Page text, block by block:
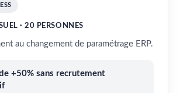
· 20 PERSONNES
au changement de paramétrage ERP.
+50% sans recrutement